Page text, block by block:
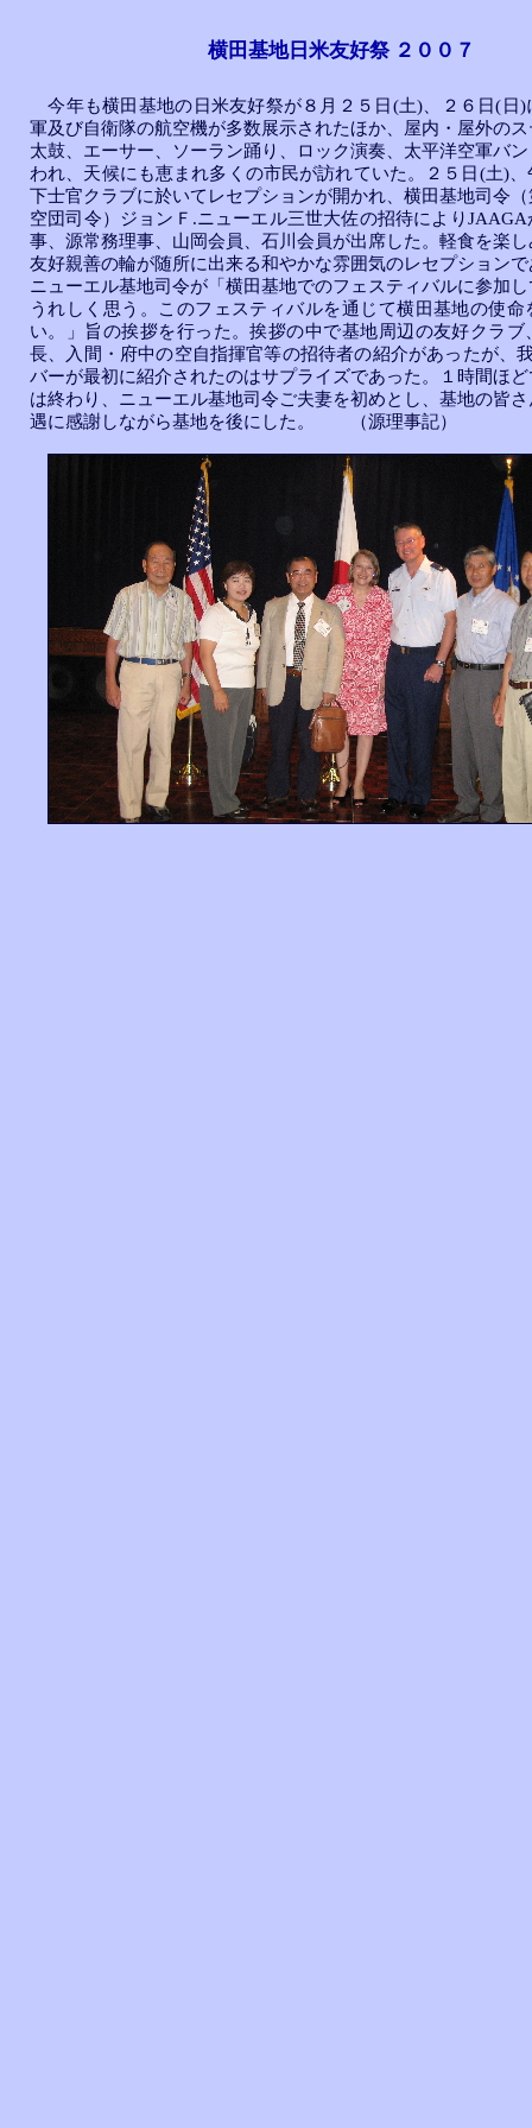
今年も横田基地の日米友好祭が８月２５日(土)、２６日(日)
軍及び自衛隊の航空機が多数展示されたほか、屋内・屋外の
太鼓、エーサー、ソーラン踊り、ロック演奏、太平洋空軍バ
われ、天候にも恵まれ多くの市民が訪れていた。２５日(土)
下士官クラブに於いてレセプションが開かれ、横田基地司令
空団司令）ジョンＦ.ニューエル三世大佐の招待により
事、源常務理事、山岡会員、石川会員が出席した。軽食を楽
友好親善の輪が随所に出来る和やかな雰囲気のレセプション
ニューエル基地司令が「横田基地でのフェスティバルに参加
うれしく思う。このフェスティバルを通じて横田基地の使命
い。」旨の挨拶を行った。挨拶の中で基地周辺の友好クラブ
長、入間・府中の空自指揮官等の招待者の紹介があったが、
バーが最初に紹介されたのはサプライズであった。１時間ほ
は終わり、ニューエル基地司令ご夫妻を初めとし、基地の皆
遇に感謝しながら基地を後にした。 （源理事記）
横田基地日米友好祭 ２００７